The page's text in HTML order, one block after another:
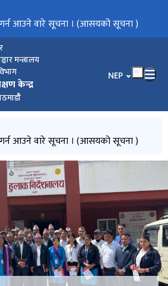
मन्त्रालय
केन्द्र
भाषा चयन गर्नुहोस्
NEP
सूचना
गर्न आउने वारे सूचना । (आसयको सूचना )
लेख रचना अनुरोध सम्बन्धी सूचना
वोलपत्रको सूचना
सूचना
गर्न आउने वारे सूचना । (आसयको सूचना )
लेख रचना अनुरोध सम्बन्धी सूचना
वोलपत्रको सूचना